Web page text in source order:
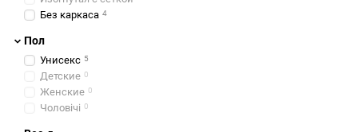
Лавинный поплавок
Отдел для ноутбука 13"
Отдел для ноутбука 14"
Отдел для ноутбука 15"
Отдел для ноутбука 16"
Отдел для ноутбука 17"
Без каркаса 4
Пол
Унисекс 5
Детские 0
Женские 0
Чоловічі 0